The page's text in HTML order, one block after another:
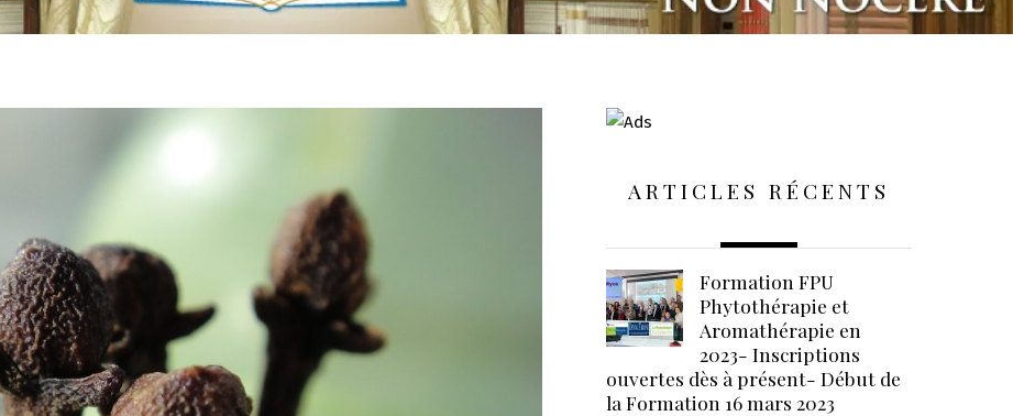
ARTICLES RÉCENTS
Formation FPU
Phytothérapie et
Aromathérapie en
2023- Inscriptions
ouvertes dès à présent- Début de
la Formation 16 mars 2023